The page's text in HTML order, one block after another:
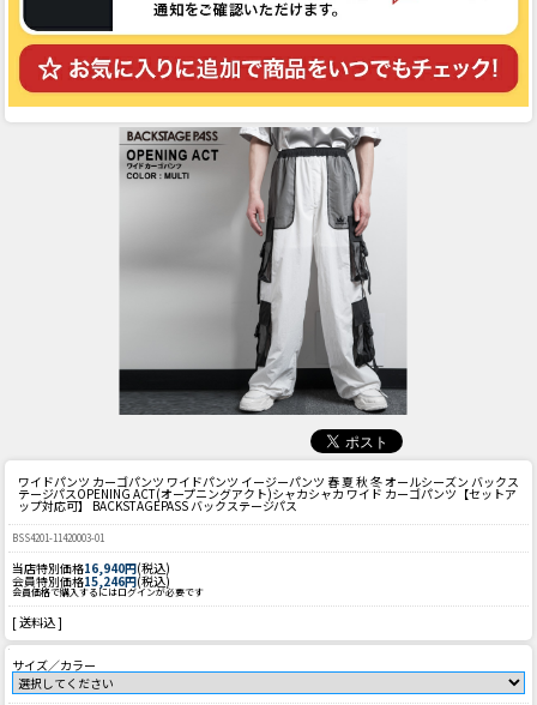
ワイドパンツ カーゴパンツ ワイドパンツ イージーパンツ 春 夏 秋 冬 オールシーズン バックス
テージパス OPENING ACT(オープニングアクト)シャカシャカ ワイド カーゴパンツ【セットア
ップ対応可】 BACKSTAGEPASS バックステージパス
BSS4201-11420003-01
当店特別価格16,940円(税込)
会員特別価格15,246円(税込)
会員価格で購入するにはログインが必要です
[ 送料込 ]
サイズ／カラー